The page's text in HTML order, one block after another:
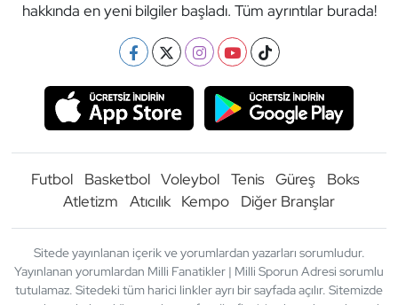
hakkında en yeni bilgiler başladı. Tüm ayrıntılar burada!
Futbol Basketbol Voleybol Tenis Güreş
Boks
Atletizm
Atıcılık Kempo Diğer Branşlar
Sitede yayınlanan içerik ve yorumlardan yazarları sorumludur.
Yayınlanan yorumlardan Milli Fanatikler | Milli Sporun Adresi sorumlu
tutulamaz. Sitedeki tüm harici linkler ayrı bir sayfada açılır. Sitemizde